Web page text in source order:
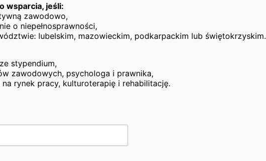
zm.)
i bezrobotni,
wsparcia, jeśli:
zawodowo,
o niepełnosprawności,
lubelskim, mazowieckim, podkarpackim lub świętokrzyskim.
stypendium,
zawodowych, psychologa i prawnika,
rynek pracy, kulturoterapię i rehabilitację.